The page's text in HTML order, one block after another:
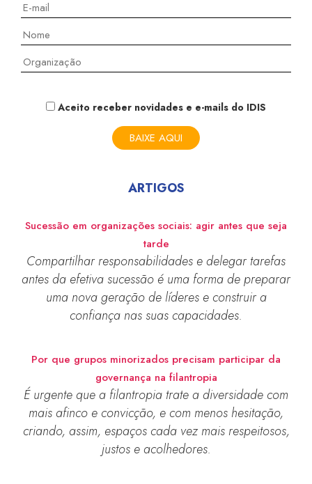
Aceito receber novidades e e-mails do IDIS
ARTIGOS
Sucessão em organizações sociais: agir antes que seja
tarde
Compartilhar responsabilidades e delegar tarefas
antes da efetiva sucessão é uma forma de preparar
uma nova geração de líderes e construir a
confiança nas suas capacidades.
Por que grupos minorizados precisam participar da
governança na filantropia
É urgente que a filantropia trate a diversidade com
mais afinco e convicção, e com menos hesitação,
criando, assim, espaços cada vez mais respeitosos,
justos e acolhedores.